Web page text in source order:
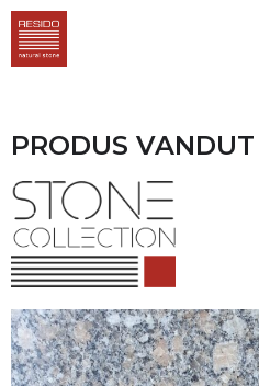
PRODUS